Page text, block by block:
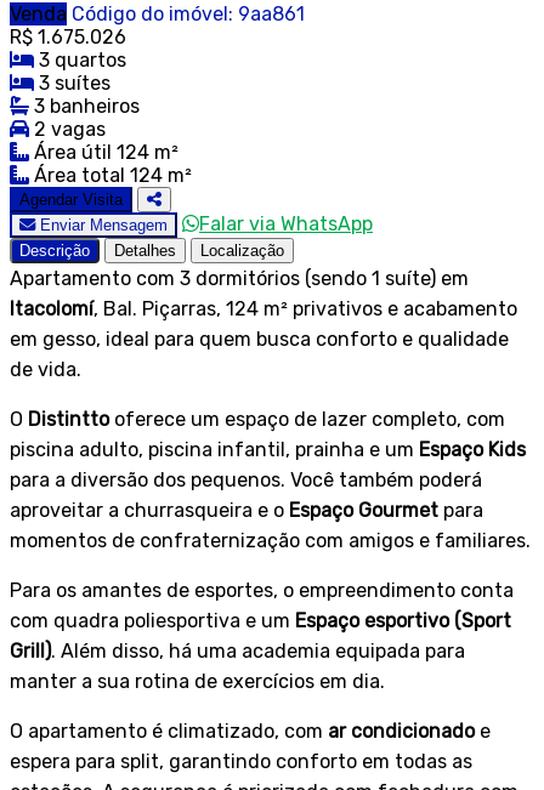
+4
Venda Código do imóvel: 9aa861
R$ 1.675.026
3 quartos
3 suítes
3 banheiros
2 vagas
Área útil 124 m²
Área total 124 m²
Agendar Visita
Enviar Mensagem
Falar via WhatsApp
Descrição Detalhes Localização
Apartamento com 3 dormitórios (sendo 1 suíte) em
Itacolomí, Bal. Piçarras, 124 m² privativos e acabamento
em gesso, ideal para quem busca conforto e qualidade
de vida.
O Distinttooferece um espaço de lazer completo, com
piscina adulto, piscina infantil, prainha e um Espaço Kids
para a diversão dos pequenos. Você também poderá
aproveitar a churrasqueira e o Espaço Gourmet para
momentos de confraternização com amigos e familiares.
Para os amantes de esportes, o empreendimento conta
com quadra poliesportiva e um Espaço esportivo (Sport
Grill). Além disso, há uma academia equipada para
manter a sua rotina de exercícios em dia.
O apartamento é climatizado, com ar condicionadoe
espera para split, garantindo conforto em todas as